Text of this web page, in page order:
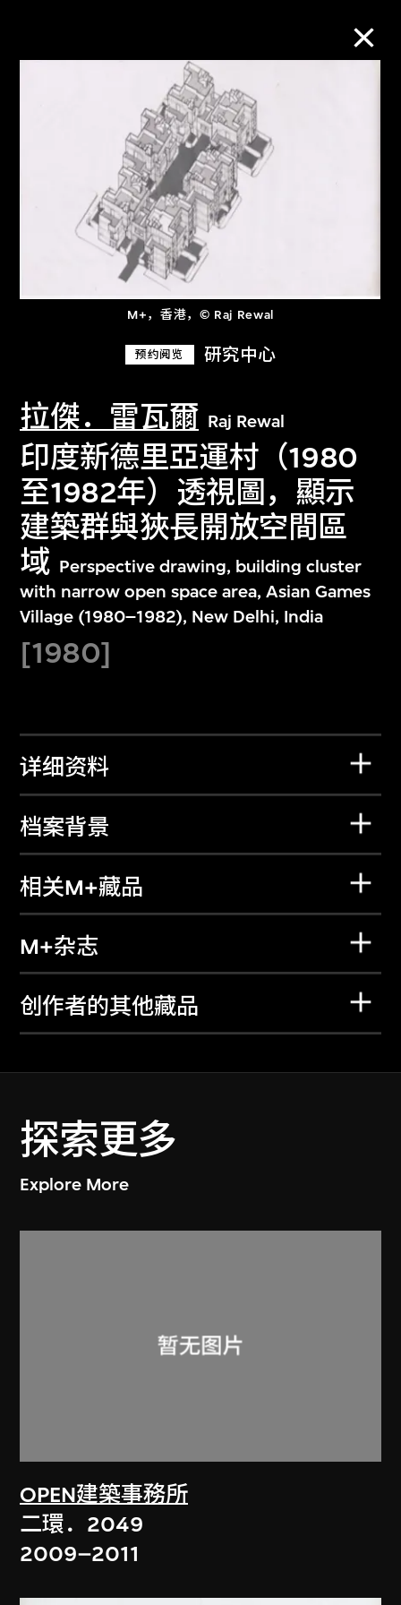
M+，香港，© Raj Rewal
预约阅览 研究中心
拉傑．雷瓦爾 Raj Rewal
印度新德里亞運村（1980
至1982年）透視圖，顯示
建築群與狹長開放空間區
域 Perspective drawing, building cluster
with narrow open space area, Asian Games
Village (1980–1982), New Delhi, India
[1980]
详细资料
档案背景
相关M+藏品
M+杂志
创作者的其他藏品
探索更多
Explore More
OPEN建築事務所
二環．2049
2009–2011
M+藏品
进一步筛选
关于M+藏品
文化藏品。